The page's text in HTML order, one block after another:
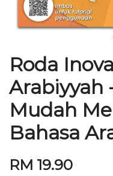
Roda
Arabiyyah
Mudah
Bahasa
RM 19.90